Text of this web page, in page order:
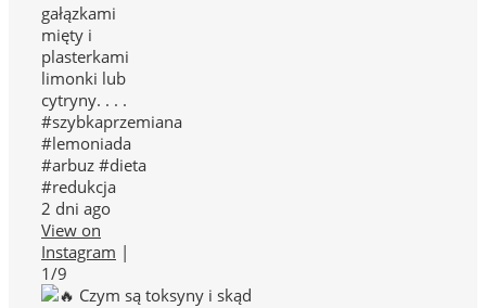
gałązkami
mięty i
plasterkami
limonki lub
cytryny. . . .
#szybkaprzemiana
#lemoniada
#arbuz #dieta
#redukcja
2 dni ago
View on
Instagram |
1/9